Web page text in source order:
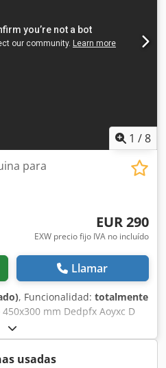
1 /8
para
EUR 290
EXW precio fijo IVA no incluído
Llamar
, Funcionalidad: totalmente
mm Dedpfx Aoyxc D
de taladrado construcción
usadas